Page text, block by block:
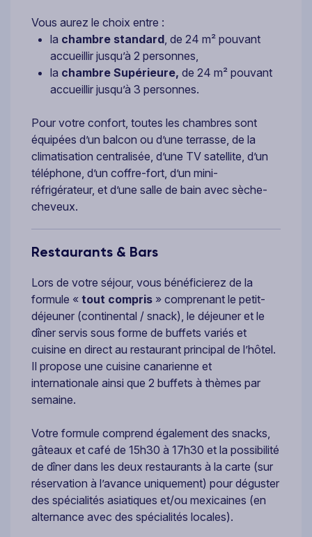
Vous aurez le choix entre :
la chambre standard , de 24 m² pouvant
accueillir jusqu’à 2 personnes,
la chambre Supérieure, de 24 m² pouvant
accueillir jusqu’à 3 personnes.
Pour votre confort, toutes les chambres sont
équipées d’un balcon ou d’une terrasse, de la
climatisation centralisée, d’une TV satellite, d’un
téléphone, d’un coffre-fort, d’un mini-
réfrigérateur, et d’une salle de bain avec sèche-
cheveux.
Restaurants & Bars
Lors de votre séjour, vous bénéficierez de la
formule « tout compris » comprenant le petit-
déjeuner (continental / snack), le déjeuner et le
dîner servis sous forme de buffets variés et
cuisine en direct au restaurant principal de l’hôtel.
Il propose une cuisine canarienne et
internationale ainsi que 2 buffets à thèmes par
semaine.
Votre formule comprend également des snacks,
gâteaux et café de 15h30 à 17h30 et la possibilité
de dîner dans les deux restaurants à la carte (sur
réservation à l’avance uniquement) pour déguster
des spécialités asiatiques et/ou mexicaines (en
alternance avec des spécialités locales).